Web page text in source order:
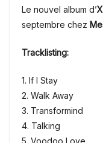
Le nouvel album d’
septembre chez
Tracklisting:
1. If I Stay
2. Walk Away
3. Transformind
4. Talking
5. Voodoo Love